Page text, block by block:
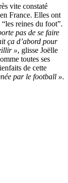
vite constaté
France. Elles ont
reines du foot”.
pas de se faire
ça d’abord pour
», glisse Joëlle
toutes ses
de cette
par le football ».